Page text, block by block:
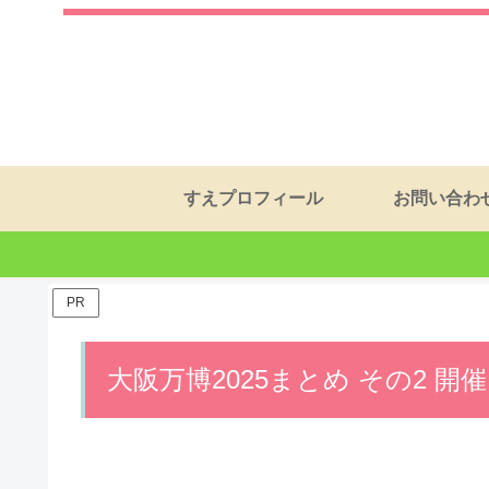
すえプロフィール お問い合わ
PR
大阪万博2025まとめ その2 開